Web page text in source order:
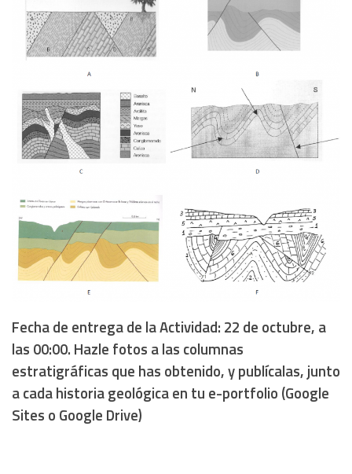
Fecha de entrega de la Actividad: 22 de octubre, a
las 00:00. Hazle fotos a las columnas
estratigráficas que has obtenido, y publícalas, junto
a cada historia geológica en tu e-portfolio (Google
Sites o Google Drive)